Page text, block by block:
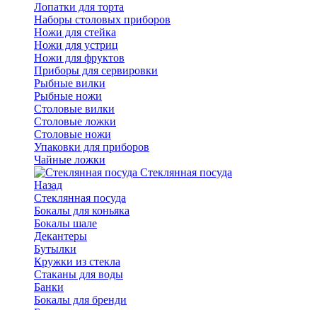
Лопатки для торта
Наборы столовых приборов
Ножи для стейка
Ножи для устриц
Ножи для фруктов
Приборы для сервировки
Рыбные вилки
Рыбные ножи
Столовые вилки
Столовые ложки
Столовые ножи
Упаковки для приборов
Чайные ложки
Стеклянная посуда
Назад
Стеклянная посуда
Бокалы для коньяка
Бокалы шале
Декантеры
Бутылки
Кружки из стекла
Стаканы для воды
Банки
Бокалы для бренди